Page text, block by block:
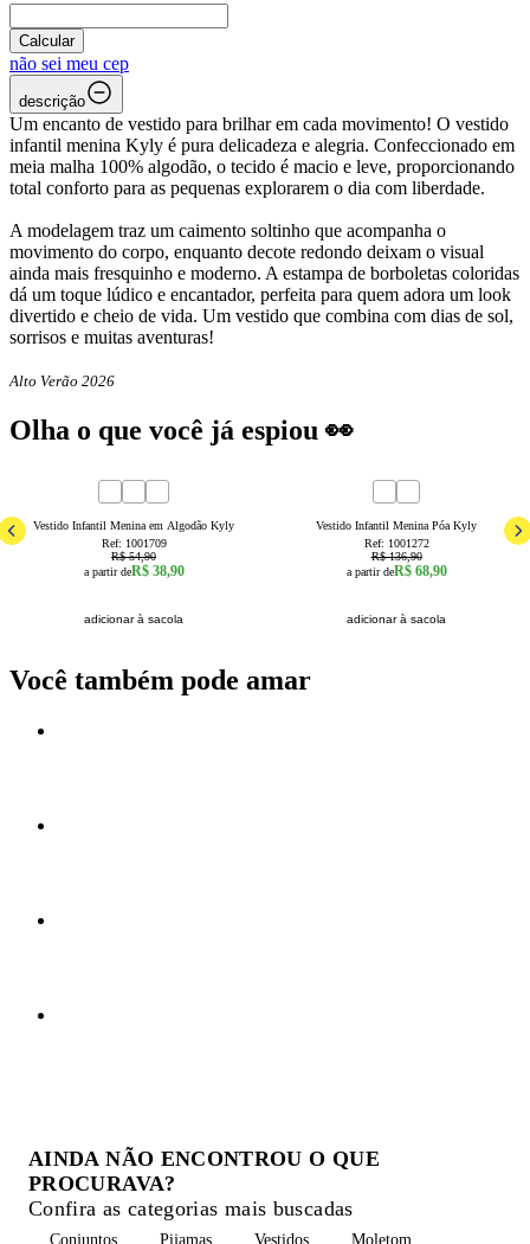
Calcular
não sei meu cep
descrição
Um encanto de vestido para brilhar em cada movimento! O vestido
infantil menina Kyly é pura delicadeza e alegria. Confeccionado em
meia malha 100% algodão, o tecido é macio e leve, proporcionando
total conforto para as pequenas explorarem o dia com liberdade.
A modelagem traz um caimento soltinho que acompanha o
movimento do corpo, enquanto decote redondo deixam o visual
ainda mais fresquinho e moderno. A estampa de borboletas coloridas
dá um toque lúdico e encantador, perfeita para quem adora um look
divertido e cheio de vida. Um vestido que combina com dias de sol,
sorrisos e muitas aventuras!
Alto Verão 2026
Olha o que você já espiou 👀
Vestido Infantil Menina em Algodão Kyly
Ref: 1001709
R$ 54,90
a partir deR$ 38,90
adicionar à sacola
Vestido Infantil Menina Póa Kyly
Ref: 1001272
R$ 136,90
a partir deR$ 68,90
adicionar à sacola
Você também pode amar
AINDA NÃO ENCONTROU O QUE
PROCURAVA?
Confira as categorias mais buscadas
Conjuntos Pijamas Vestidos Moletom